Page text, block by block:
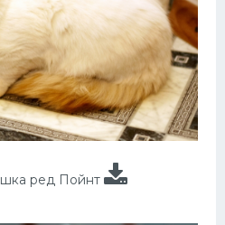
ред Пойнт